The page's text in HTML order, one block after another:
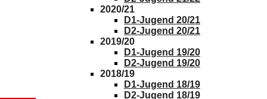
2020/21
D1-Jugend 20/21
D2-Jugend 20/21
2019/20
D1-Jugend 19/20
D2-Jugend 19/20
2018/19
D1-Jugend 18/19
D2-Jugend 18/19